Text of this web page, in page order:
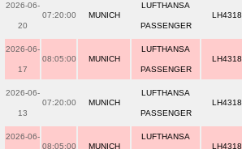
2026-06-
20
07:20:00 MUNICH
LUFTHANSA
PASSENGER
LH4318
2026-06-
17
08:05:00 MUNICH
LUFTHANSA
PASSENGER
LH4318
2026-06-
13
07:20:00 MUNICH
LUFTHANSA
PASSENGER
LH4318
2026-06-
08:05:00 MUNICH
LUFTHANSA
LH4318